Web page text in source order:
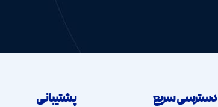
دسترسی سریع پشتیبانی